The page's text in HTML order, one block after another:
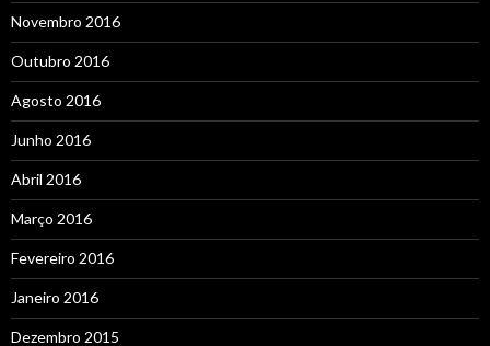
Novembro 2016
Outubro 2016
Agosto 2016
Junho 2016
Abril 2016
Março 2016
Fevereiro 2016
Janeiro 2016
Dezembro 2015